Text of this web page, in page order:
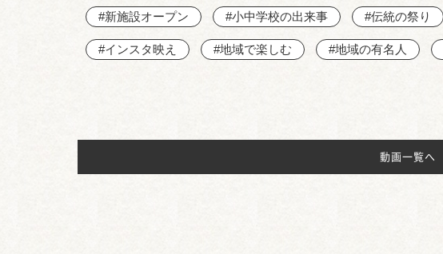
#新施設オープン #小中学校の出来事 #伝統の祭り
#インスタ映え #地域で楽しむ #地域の有名人
動画一覧へ